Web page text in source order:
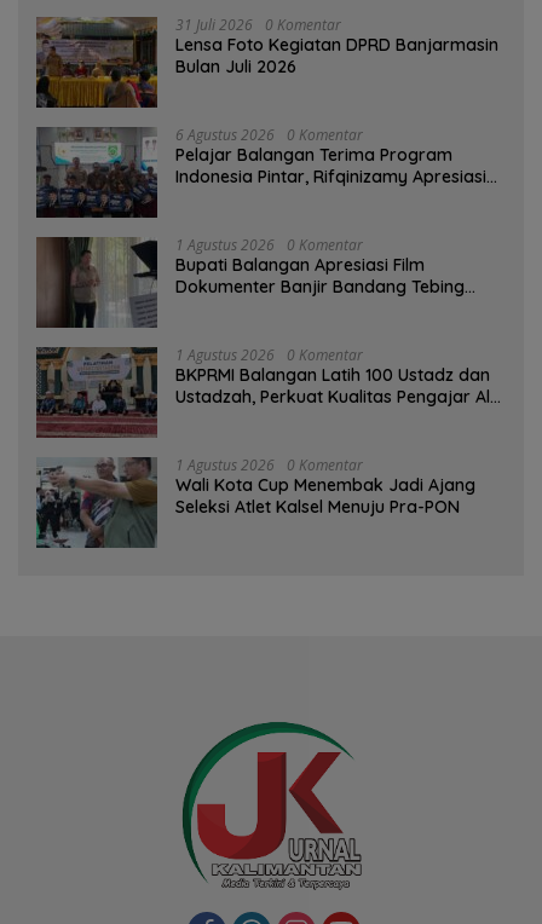
31 Juli 2026 0 Komentar
Lensa Foto Kegiatan DPRD Banjarmasin
Bulan Juli 2026
6 Agustus 2026 0 Komentar
Pelajar Balangan Terima Program
Indonesia Pintar, Rifqinizamy Apresiasi
1 Agustus 2026 0 Komentar
Bupati Balangan Apresiasi Film
Dokumenter Banjir Bandang Tebing
1 Agustus 2026 0 Komentar
BKPRMI Balangan Latih 100 Ustadz dan
Ustadzah, Perkuat Kualitas Pengajar Al-
1 Agustus 2026 0 Komentar
Wali Kota Cup Menembak Jadi Ajang
Seleksi Atlet Kalsel Menuju Pra-PON